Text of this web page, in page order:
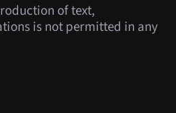
of text,
is not permitted in any